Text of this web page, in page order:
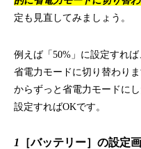
定も見直してみましょう。
例えば「50%」に設定すれ
省電力モードに切り替わり
からずっと省電力モードに
設定すればOKです。
1 ［バッテリー］の設定